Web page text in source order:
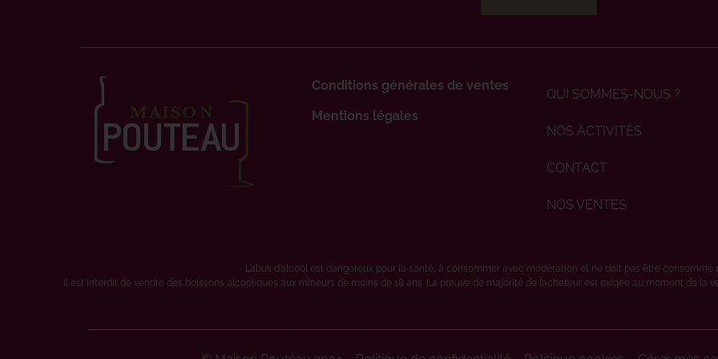
Conditions générales de ventes
Mentions légales
QUI SOMMES-NOUS ?
NOS ACTIVITÉS
CONTACT
NOS VENTES
L’abus d’alcool est dangereux pour la santé, à consommer avec modération et ne doit pas être
Il est interdit de vendre des boissons alcooliques aux mineurs de moins de 18 ans. La preuve de majorité de l’acheteur est exigée au moment de la